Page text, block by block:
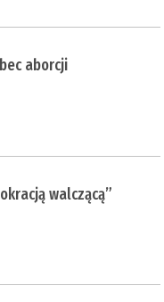
aborcji
walczącą”